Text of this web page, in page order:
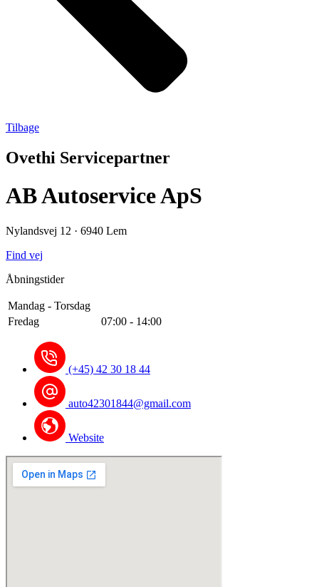
Tilbage
Ovethi Servicepartner
AB Autoservice ApS
Nylandsvej 12 · 6940 Lem
Find vej
Åbningstider
Mandag - Torsdag
Fredag
07:00 - 14:00
(+45) 42 30 18 44
auto42301844@gmail.com
Website